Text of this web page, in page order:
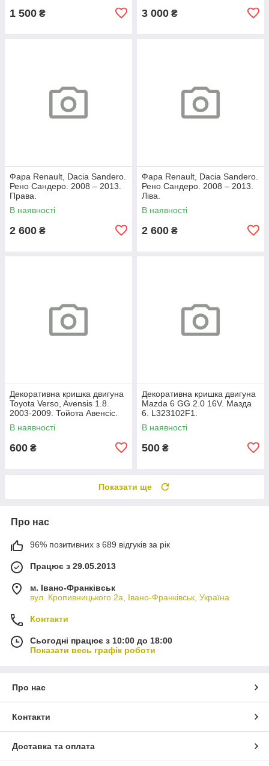
1 500 ₴ 3 000 ₴
Фара Renault, Dacia Sandero.
Рено Сандеро. 2008 – 2013.
Права.
В наявності
2 600 ₴
Фара Renault, Dacia Sandero.
Рено Сандеро. 2008 – 2013.
Ліва.
В наявності
2 600 ₴
Декоративна кришка двигуна
Toyota Verso, Avensis 1.8.
2003-2009. Тойота Авенсіс.
112120D080.
В наявності
600 ₴
Декоративна кришка двигуна
Mazda 6 GG 2.0 16V. Мазда
6. L323102F1.
В наявності
500 ₴
Показати ще
Про нас
96% позитивних з 689 відгуків за рік
Працює з 29.05.2013
м. Івано-Франківськ
вул. Кропивницького 2а, Івано-Франківськ, Україна
Контакти
Сьогодні працює з 10:00 до 18:00
Показати весь графік роботи
Про нас
Контакти
Доставка та оплата